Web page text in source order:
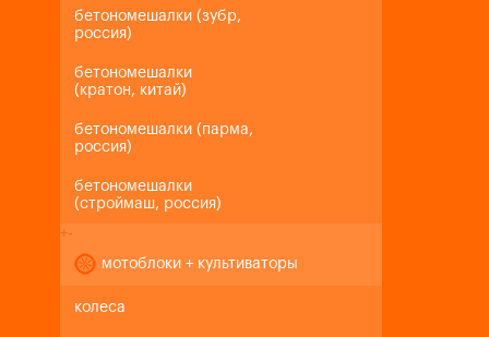
бетономешалки (зубр,
россия)
бетономешалки
(кратон, китай)
бетономешалки (парма,
россия)
бетономешалки
(строймаш, россия)
+-
мотоблоки + культиваторы
колеса